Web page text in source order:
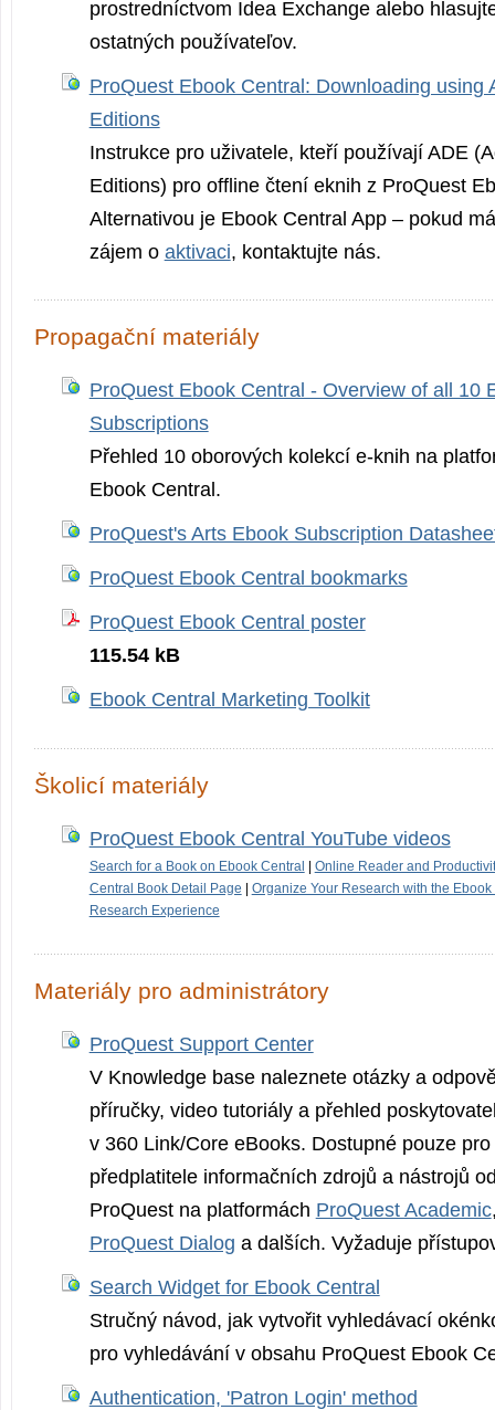
prostredníctvom Idea Exchange alebo
ostatných používateľov.
ProQuest Ebook Central: Downloading using
Editions
Instrukce pro uživatele, kteří používají ADE
Editions) pro offline čtení eknih z ProQuest
Alternativou je Ebook Central App – pokud
zájem o aktivaci, kontaktujte nás.
Propagační materiály
ProQuest Ebook Central - Overview of all 10
Subscriptions
Přehled 10 oborových kolekcí e-knih na
Ebook Central.
ProQuest's Arts Ebook Subscription
ProQuest Ebook Central bookmarks
ProQuest Ebook Central poster
115.54 kB
Ebook Central Marketing Toolkit
Školicí materiály
ProQuest Ebook Central YouTube videos
Search for a Book on Ebook Central | Online Reader and
Central Book Detail Page | Organize Your Research with the
Research Experience
Materiály pro administrátory
ProQuest Support Center
V Knowledge base naleznete otázky a
příručky, video tutoriály a přehled
v 360 Link/Core eBooks. Dostupné pouze
předplatitele informačních zdrojů a nástrojů
ProQuest na platformách ProQuest Academic
ProQuest Dialog a dalších. Vyžaduje
Search Widget for Ebook Central
Stručný návod, jak vytvořit vyhledávací
pro vyhledávání v obsahu ProQuest Ebook
Authentication, 'Patron Login' method